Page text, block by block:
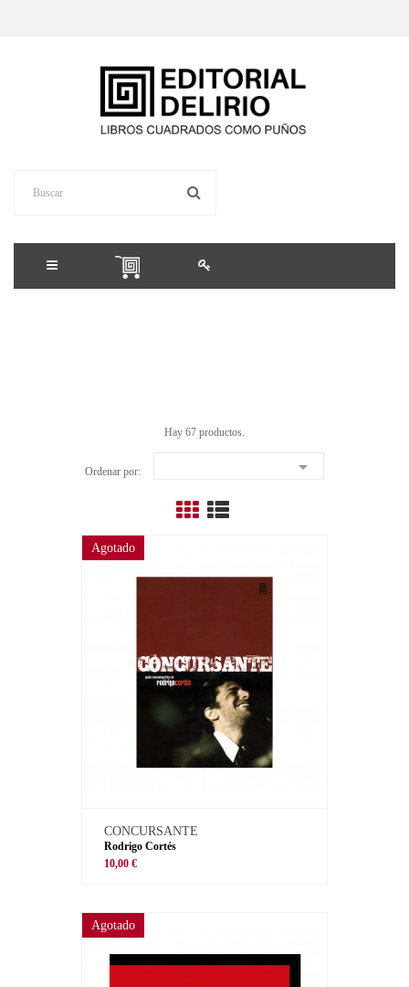
Hay 67 productos.
Ordenar por: 
Agotado
CONCURSANTE
Rodrigo Cortés
10,00 €
Agotado